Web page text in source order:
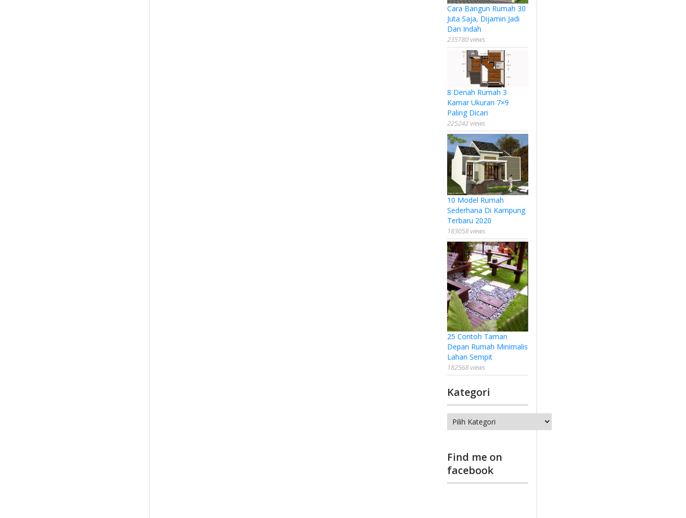
Cara Bangun Rumah 30
Juta Saja, Dijamin Jadi
Dan Indah
235780 views
8 Denah Rumah 3
Kamar Ukuran 7×9
Paling Dicari
225242 views
10 Model Rumah
Sederhana Di Kampung
Terbaru 2020
183058 views
25 Contoh Taman
Depan Rumah Minimalis
Lahan Sempit
182568 views
Kategori
Kategori
Find me on
facebook